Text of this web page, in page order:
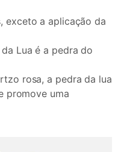
exceto a aplicação da
Lua é a pedra do
rosa, a pedra da lua
promove uma